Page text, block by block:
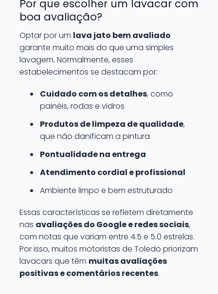
Por que escolher um lavacar com
boa avaliação?
Optar por um lava jato bem avaliado
garante muito mais do que uma simples
lavagem. Normalmente, esses
estabelecimentos se destacam por:
Cuidado com os detalhes, como
painéis, rodas e vidros
Produtos de limpeza de qualidade,
que não danificam a pintura
Pontualidade na entrega
Atendimento cordial e profissional
Ambiente limpo e bem estruturado
Essas características se refletem diretamente
nas avaliações do Google e redes sociais,
com notas que variam entre 4.5 e 5.0 estrelas.
Por isso, muitos motoristas de Toledo priorizam
lavacars que têm muitas avaliações
positivas e comentários recentes.